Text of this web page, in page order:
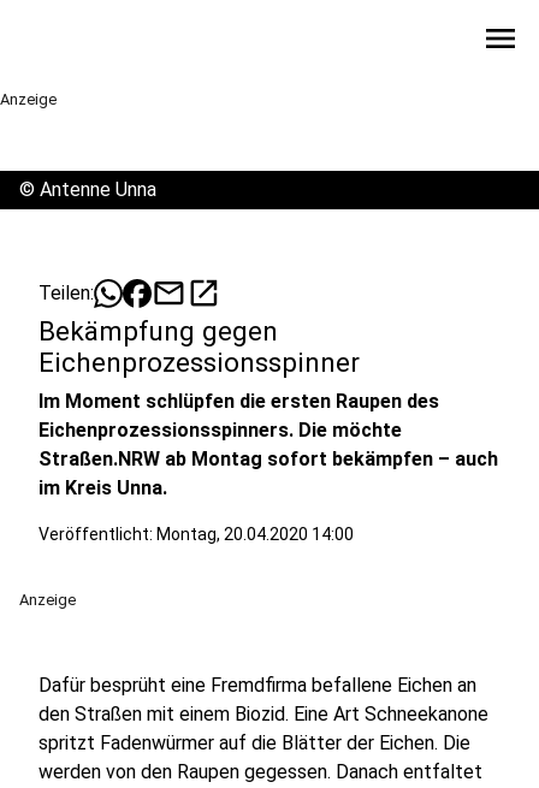
menu
Anzeige
© Antenne Unna
Teilen: mailopen_in_new
Bekämpfung gegen
Eichenprozessionsspinner
Im Moment schlüpfen die ersten Raupen des
Eichenprozessionsspinners. Die möchte
Straßen.NRW ab Montag sofort bekämpfen – auch
im Kreis Unna.
Veröffentlicht: Montag, 20.04.2020 14:00
Anzeige
Dafür besprüht eine Fremdfirma befallene Eichen an
den Straßen mit einem Biozid. Eine Art Schneekanone
spritzt Fadenwürmer auf die Blätter der Eichen. Die
werden von den Raupen gegessen. Danach entfaltet